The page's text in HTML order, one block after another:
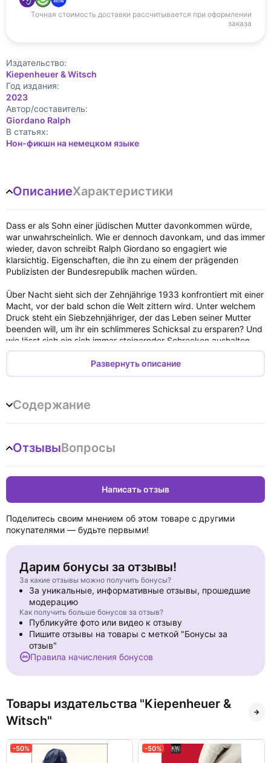
Точная стоимость доставки рассчитывается при оформлении
заказа
Издательство:
Kiepenheuer & Witsch
Год издания:
2023
Автор/составитель:
Giordano Ralph
В статьях:
Нон-фикшн на немецком языке
ОписаниеХарактеристики
Dass er als Sohn einer jüdischen Mutter davonkommen würde,
war unwahrscheinlich. Wie er dennoch davonkam, und das immer
wieder, davon schreibt Ralph Giordano so engagiert wie
klarsichtig. Eigenschaften, die ihn zu einem der prägenden
Publizisten der Bundesrepublik machen würden.
Über Nacht sieht sich der Zehnjährige 1933 konfrontiert mit einer
Macht, vor der bald schon die Welt zittern wird. Unter welchem
Druck steht ein Siebzehnjähriger, der das Leben seiner Mutter
beenden will, um ihr ein schlimmeres Schicksal zu ersparen? Und
wie lässt sich ein sich immer steigernder Schrecken aushalten,
bis der Zweiundzwanzigjährige erlebt, woran er nicht mehr
geglaubt hat: die Befreiung?
kämpft der Verfolgte von einst um ein schwer erreichbares Ziel:
Zugehörigkeit. Als Journalist, Schriftsteller und eine wichtige
Stimme in der Auseinandersetzung mit der historischen Schuld
Die »Erinnerungen eines Davongekommenen« sind ein Dokument
eines unvergleichlichen Lebens, die Bilanz eines großen
Humanisten.
Развернуть описание
Содержание
ОтзывыВопросы
Написать отзыв
Поделитесь своим мнением об этом товаре с другими
покупателями — будьте первыми!
Дарим бонусы за отзывы!
За какие отзывы можно получить бонусы?
За уникальные, информативные отзывы, прошедшие
модерацию
Как получить больше бонусов за отзыв?
Публикуйте фото или видео к отзыву
Пишите отзывы на товары с меткой "Бонусы за
отзыв"
Правила начисления бонусов
Товары издательства "Kiepenheuer &
Witsch"
-50% -50%